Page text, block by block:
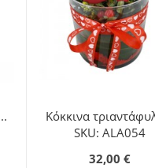
Κόκκινα
SKU: ALA054
32,00 €